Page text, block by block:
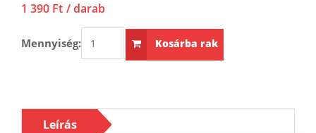
1 390 Ft / darab
Mennyiség: Kosárba rak
Leírás